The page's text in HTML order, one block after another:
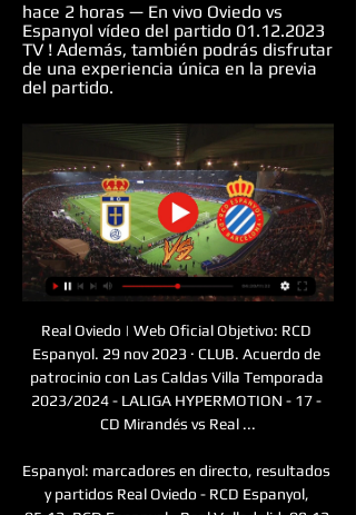
hace 2 horas — En vivo Oviedo vs
Espanyol vídeo del partido 01.12.2023
TV ! Además, también podrás disfrutar
de una experiencia única en la previa
del partido.
Real Oviedo | Web Oficial Objetivo: RCD
Espanyol. 29 nov 2023 · CLUB. Acuerdo de
patrocinio con Las Caldas Villa Temporada
2023/2024 - LALIGA HYPERMOTION - 17 -
CD Mirandés vs Real ...
Espanyol: marcadores en directo, resultados
y partidos Real Oviedo - RCD Espanyol,